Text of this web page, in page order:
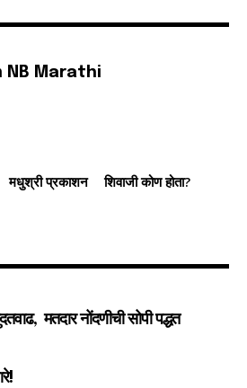
NB Marathi
मधुश्री प्रकाशन शिवाजी कोण होता?
मतदार नोंदणीची सोपी पद्धत